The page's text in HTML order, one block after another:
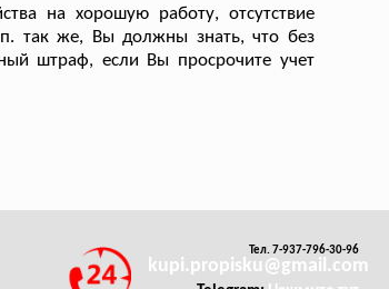
на хорошую работу, отсутствие
так же, Вы должны знать, что без
штраф, если Вы просрочите учет
Тел. 7-937-796-30-96
kupi.propisku@gmail.com